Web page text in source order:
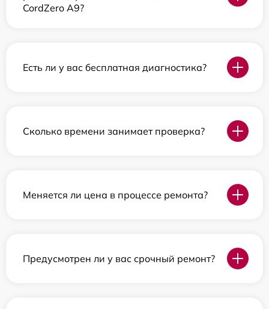
CordZero A9?
Есть ли у вас бесплатная диагностика?
Сколько времени занимает проверка?
Меняется ли цена в процессе ремонта?
Предусмотрен ли у вас срочный ремонт?